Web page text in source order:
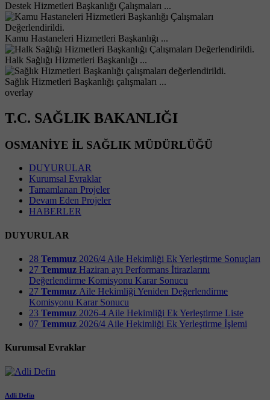
Destek Hizmetleri Başkanlığı Çalışmaları ...
Kamu Hastaneleri Hizmetleri Başkanlığı ...
Halk Sağlığı Hizmetleri Başkanlığı ...
Sağlık Hizmetleri Başkanlığı çalışmaları ...
overlay
T.C. SAĞLIK BAKANLIĞI
OSMANİYE İL SAĞLIK MÜDÜRLÜĞÜ
DUYURULAR
Kurumsal Evraklar
Tamamlanan Projeler
Devam Eden Projeler
HABERLER
DUYURULAR
28 Temmuz 2026/4 Aile Hekimliği Ek Yerleştirme Sonuçları
27 Temmuz Haziran ayı Performans İtirazlarını
Değerlendirme Komisyonu Karar Sonucu
27 Temmuz Aile Hekimliği Yeniden Değerlendirme
Komisyonu Karar Sonucu
23 Temmuz 2026-4 Aile Hekimliği Ek Yerleştirme Liste
07 Temmuz 2026/4 Aile Hekimliği Ek Yerleştirme İşlemi
Kurumsal Evraklar
Adli Defin